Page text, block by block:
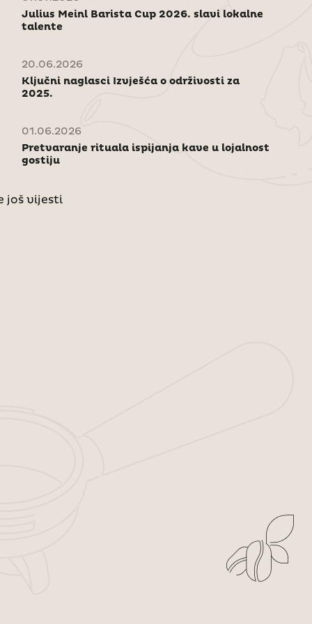
Julius Meinl Barista Cup 2026. slavi lokalne
talente
20.06.2026
Ključni naglasci Izvješća o održivosti za
2025.
01.06.2026
Pretvaranje rituala ispijanja kave u lojalnost
gostiju
još vijesti